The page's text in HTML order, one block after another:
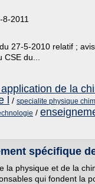
2011
27-5-2010 relatif ;
du...
de la
l / specialite physique
/
spécifique
la physique et de la
qui fondent la